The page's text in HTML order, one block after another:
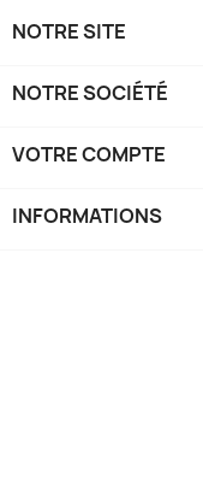
NOTRE SITE
NOTRE SOCIÉTÉ
VOTRE COMPTE
INFORMATIONS